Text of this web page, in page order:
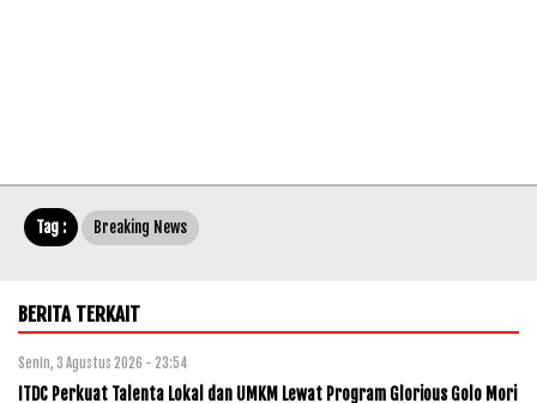
Tag : Breaking News
BERITA TERKAIT
Senin, 3 Agustus 2026 - 23:54
ITDC Perkuat Talenta Lokal dan UMKM Lewat Program Glorious Golo Mori